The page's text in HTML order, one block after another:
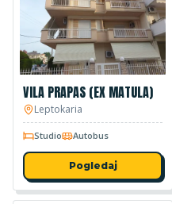
VILA PRAPAS (EX MATULA)
Leptokaria
Studio Autobus
Pogledaj